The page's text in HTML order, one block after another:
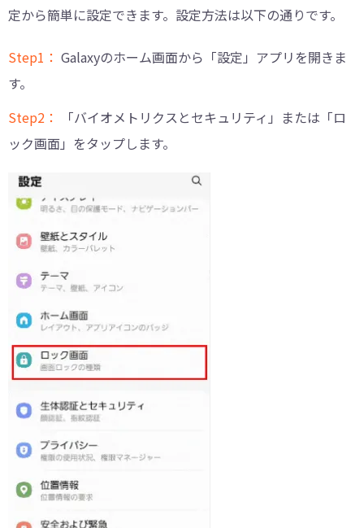
定から簡単に設定できます。設定方法は以下の通りです。
Step1： Galaxyのホーム画面から「設定」アプリを開きま
す。
Step2：
「バイオメトリクスとセキュリティ」または「ロ
ック画面」をタップします。